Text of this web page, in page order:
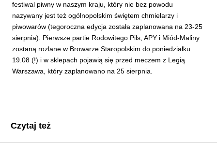
festiwal piwny w naszym kraju, który nie bez powodu
nazywany jest też ogólnopolskim świętem chmielarzy i
piwowarów (tegoroczna edycja została zaplanowana na 23-25
sierpnia). Pierwsze partie Rodowitego Pils, APY i Miód-Maliny
zostaną rozlane w Browarze Staropolskim do poniedziałku
19.08 (!) i w sklepach pojawią się przed meczem z Legią
Warszawa, który zaplanowano na 25 sierpnia.
Czytaj też